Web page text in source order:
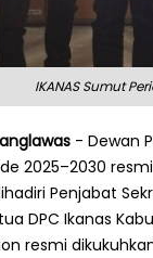
IKANAS Sumut
- Dewan
2025–2030
Penjabat
DPC Ikanas
resmi